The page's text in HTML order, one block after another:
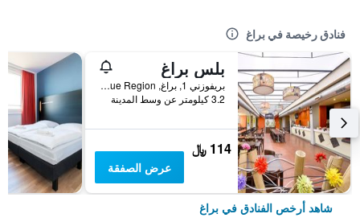
فنادق رخيصة في براغ
بلس براغ
بريفوزني 1, براغ, Prague Region, جمهورية التشيك
3.2 كيلومتر عن وسط المدينة
114 ﷼
عرض الصفقة
شاهد أرخص الفنادق في براغ